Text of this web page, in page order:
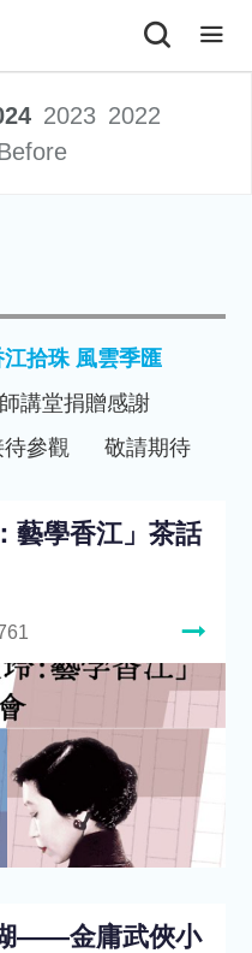
2023 2022
江拾珠 風雲季匯
講堂捐贈感謝
待參觀 敬請期待
藝學香江」茶話
——金庸武俠小